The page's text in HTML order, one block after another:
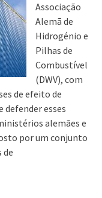
Associação
Alemã de
Hidrogénio e
Pilhas de
Combustível
(DWV), com
de efeito de
esses
alemães e
por um conjunto
de